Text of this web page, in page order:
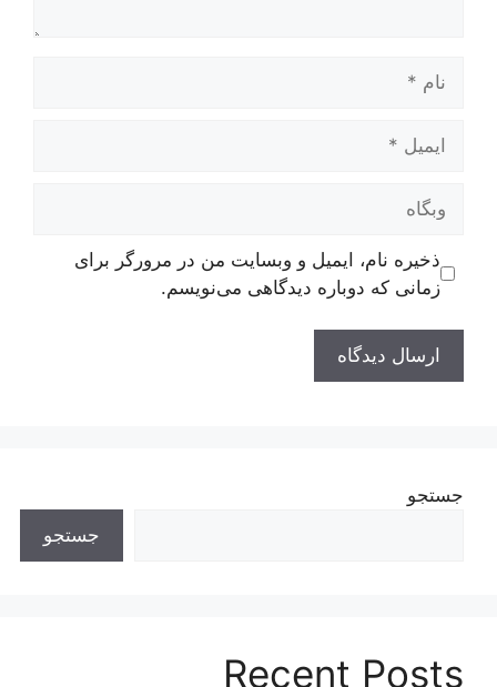
وبگاه
ذخیره نام، ایمیل و وبسایت من در مرورگر برای
زمانی که دوباره دیدگاهی می‌نویسم.
جستجو
جستجو
Recent Posts